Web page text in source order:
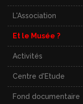
L'Association
Et le Musée ?
Activités
Centre d'Etude
Fond documentaire